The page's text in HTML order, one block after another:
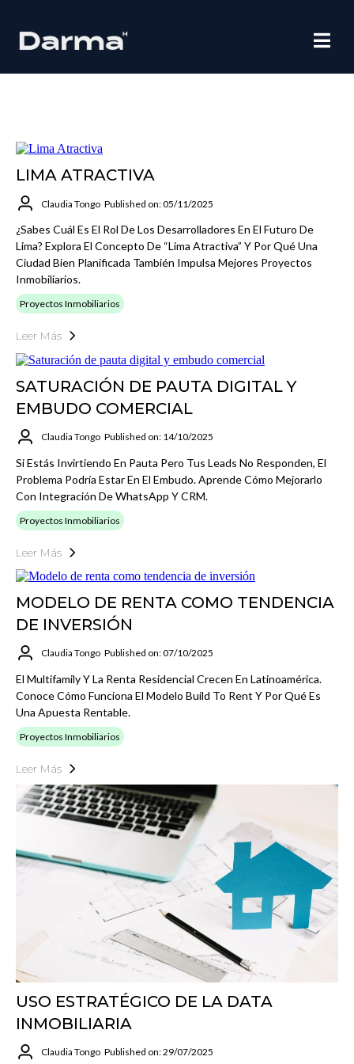
LIMA ATRACTIVA
Claudia Tongo Published on: 05/11/2025
¿Sabes Cuál Es El Rol De Los Desarrolladores En El Futuro De
Lima? Explora El Concepto De “Lima Atractiva” Y Por Qué Una
Ciudad Bien Planificada También Impulsa Mejores Proyectos
Inmobiliarios.
Proyectos Inmobiliarios
Leer Más
SATURACIÓN DE PAUTA DIGITAL Y
EMBUDO COMERCIAL
Claudia Tongo Published on: 14/10/2025
Si Estás Invirtiendo En Pauta Pero Tus Leads No Responden, El
Problema Podría Estar En El Embudo. Aprende Cómo Mejorarlo
Con Integración De WhatsApp Y CRM.
Proyectos Inmobiliarios
Leer Más
MODELO DE RENTA COMO TENDENCIA
DE INVERSIÓN
Claudia Tongo Published on: 07/10/2025
El Multifamily Y La Renta Residencial Crecen En Latinoamérica.
Conoce Cómo Funciona El Modelo Build To Rent Y Por Qué Es
Una Apuesta Rentable.
Proyectos Inmobiliarios
Leer Más
USO ESTRATÉGICO DE LA DATA
INMOBILIARIA
Claudia Tongo Published on: 29/07/2025